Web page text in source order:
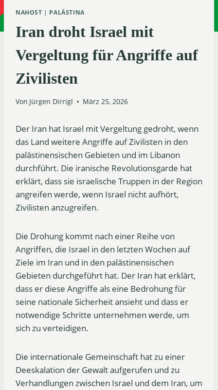
NAHOST | PALÄSTINA
Iran droht Israel mit
Vergeltung für Angriffe auf
Zivilisten
Von Jürgen Dirrigl März 25, 2026
Der Iran hat Israel mit Vergeltung gedroht, wenn
das Land weitere Angriffe auf Zivilisten in den
palästinensischen Gebieten und im Libanon
durchführt. Die iranische Revolutionsgarde hat
erklärt, dass sie israelische Truppen in der Region
angreifen werde, wenn Israel nicht aufhört,
Zivilisten anzugreifen.
Die Drohung kommt nach einer Reihe von
Angriffen, die Israel in den letzten Wochen auf
Ziele im Iran und in den palästinensischen
Gebieten durchgeführt hat. Der Iran hat erklärt,
dass er diese Angriffe als eine Bedrohung für
seine nationale Sicherheit ansieht und dass er
notwendige Schritte unternehmen werde, um
sich zu verteidigen.
Die internationale Gemeinschaft hat zu einer
Deeskalation der Gewalt aufgerufen und zu
Verhandlungen zwischen Israel und dem Iran, um